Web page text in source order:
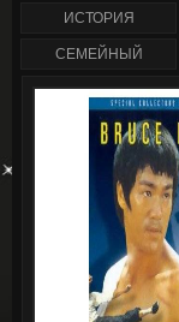
ИСТОРИЯ
СЕМЕЙНЫЙ